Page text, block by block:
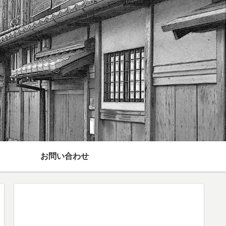
お問い合わせ